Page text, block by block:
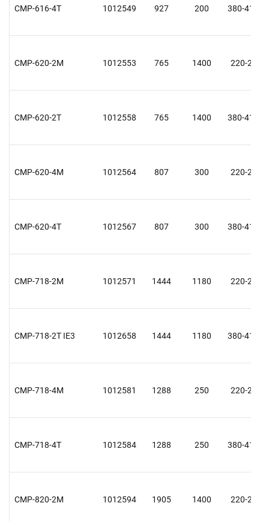
CMP-616-4T 1012549 927 200 380-415 Y
CMP-620-2M 1012553 765 1400 220-240
CMP-620-2T 1012558 765 1400 380-415 Y
CMP-620-4M 1012564 807 300 220-240
CMP-620-4T 1012567 807 300 380-415 Y
CMP-718-2M 1012571 1444 1180 220-240
CMP-718-2T IE3 1012658 1444 1180 380-415 Y
CMP-718-4M 1012581 1288 250 220-240
CMP-718-4T 1012584 1288 250 380-415 Y
CMP-820-2M 1012594 1905 1400 220-240